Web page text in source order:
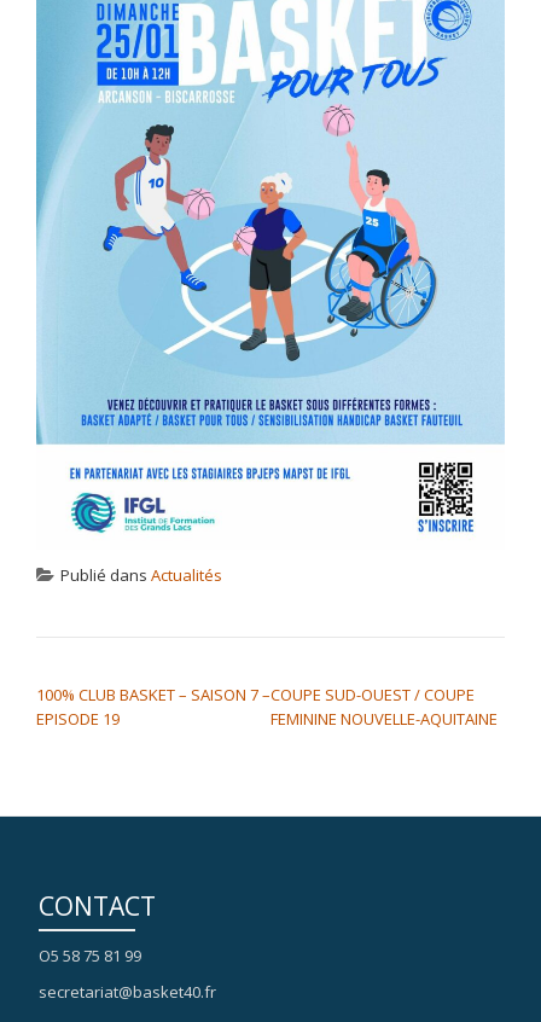
Publié dans Actualités
100% CLUB BASKET – SAISON 7 –
EPISODE 19
COUPE SUD-OUEST / COUPE
FEMININE NOUVELLE-AQUITAINE
CONTACT
O5 58 75 81 99
secretariat@basket40.fr